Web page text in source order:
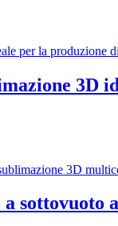
3D
sottovuoto